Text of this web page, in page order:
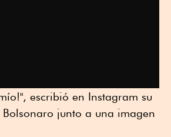
escribió en Instagram su
junto a una imagen